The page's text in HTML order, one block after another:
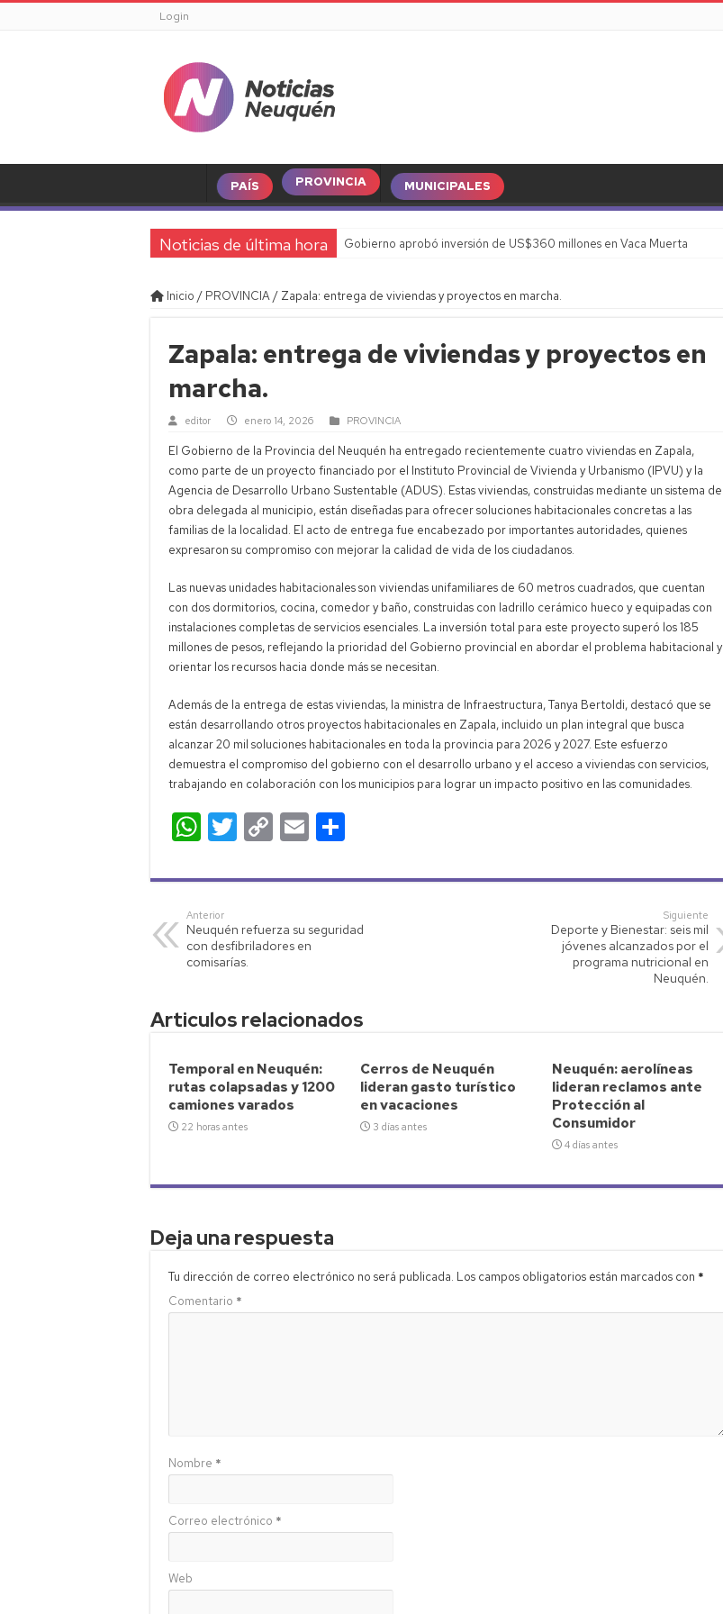
Login
PAÍS PROVINCIA MUNICIPALES
Noticias de última hora Gobierno aprobó inversión de US$360 millones en Vaca Muerta
Inicio / PROVINCIA/ Zapala: entrega de viviendas y proyectos en marcha.
Zapala: entrega de viviendas y proyectos en
marcha.
editor enero 14, 2026 PROVINCIA
El Gobierno de la Provincia del Neuquén ha entregado recientemente cuatro viviendas en Zapala,
como parte de un proyecto financiado por el Instituto Provincial de Vivienda y Urbanismo (IPVU) y la
Agencia de Desarrollo Urbano Sustentable (ADUS). Estas viviendas, construidas mediante un sistema de
obra delegada al municipio, están diseñadas para ofrecer soluciones habitacionales concretas a las
familias de la localidad. El acto de entrega fue encabezado por importantes autoridades, quienes
expresaron su compromiso con mejorar la calidad de vida de los ciudadanos.
Las nuevas unidades habitacionales son viviendas unifamiliares de 60 metros cuadrados, que cuentan
con dos dormitorios, cocina, comedor y baño, construidas con ladrillo cerámico hueco y equipadas con
instalaciones completas de servicios esenciales. La inversión total para este proyecto superó los 185
millones de pesos, reflejando la prioridad del Gobierno provincial en abordar el problema habitacional y
orientar los recursos hacia donde más se necesitan.
Además de la entrega de estas viviendas, la ministra de Infraestructura, Tanya Bertoldi, destacó que se
están desarrollando otros proyectos habitacionales en Zapala, incluido un plan integral que busca
alcanzar 20 mil soluciones habitacionales en toda la provincia para 2026 y 2027. Este esfuerzo
demuestra el compromiso del gobierno con el desarrollo urbano y el acceso a viviendas con servicios,
trabajando en colaboración con los municipios para lograr un impacto positivo en las comunidades.
W
h
at
s
A
p
T
wi
tt
C
o
p
Li
E
m
ail m
ar
Anterior
Neuquén refuerza su seguridad
con desfibriladores en
comisarías.
Siguiente
Deporte y Bienestar: seis mil
jóvenes alcanzados por el
programa nutricional en
Neuquén.
Articulos relacionados
Temporal en Neuquén:
rutas colapsadas y 1200
camiones varados
22 horas antes
Cerros de Neuquén
lideran gasto turístico
en vacaciones
3 días antes
Neuquén: aerolíneas
lideran reclamos ante
Protección al
Consumidor
4 días antes
Deja una respuesta
Tu dirección de correo electrónico no será publicada. Los campos obligatorios están marcados con *
Comentario *
Nombre *
Correo electrónico *
Web